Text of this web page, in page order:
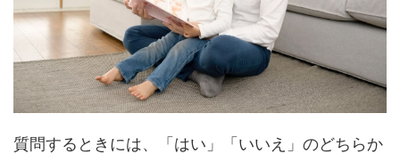
質問するときには、「はい」「いいえ」のどちらか